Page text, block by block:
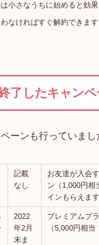
小さなうちに始めると効
なければすぐ解約できます
了したキャンペ
ーンも行っていまし
記載
なし
お友達が入会
ン（1,000円相
インもらえます
2022
年2月
末ま
プレミアムプ
（5,000円相当